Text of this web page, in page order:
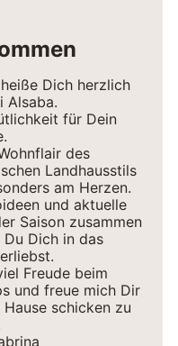
Dich herzlich
Alsaba.
für Dein
des
Landhausstils
am Herzen.
und aktuelle
Saison zusammen
Dich in das
Freude beim
und freue mich Dir
schicken zu